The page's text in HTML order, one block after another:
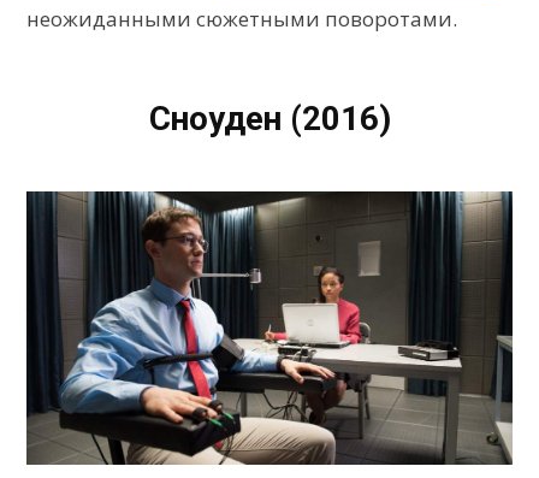
неожиданными сюжетными поворотами.
Сноуден (2016)